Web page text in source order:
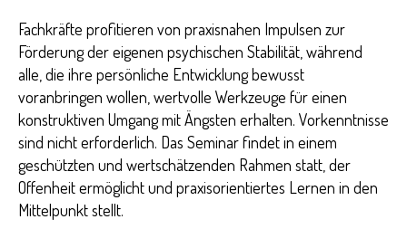
Fachkräfte profitieren von praxisnahen Impulsen zur
Förderung der eigenen psychischen Stabilität, während
alle, die ihre persönliche Entwicklung bewusst
voranbringen wollen, wertvolle Werkzeuge für einen
konstruktiven Umgang mit Ängsten erhalten. Vorkenntnisse
sind nicht erforderlich. Das Seminar findet in einem
geschützten und wertschätzenden Rahmen statt, der
Offenheit ermöglicht und praxisorientiertes Lernen in den
Mittelpunkt stellt.